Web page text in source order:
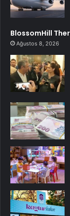
BlossomHill
Ağustos 8, 2026